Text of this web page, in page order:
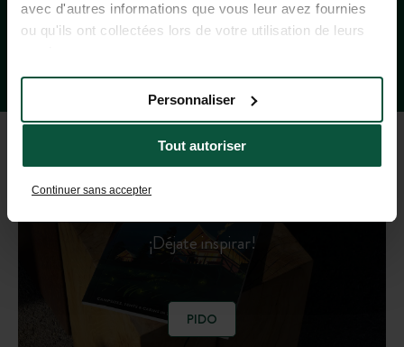
avec d'autres informations que vous leur avez fournies
ou qu'ils ont collectées lors de votre utilisation de leurs
Tout autoriser
Personnaliser
Continuer sans accepter
GUÍA DE DESTINOS 2026
¡Déjate inspirar!
PIDO